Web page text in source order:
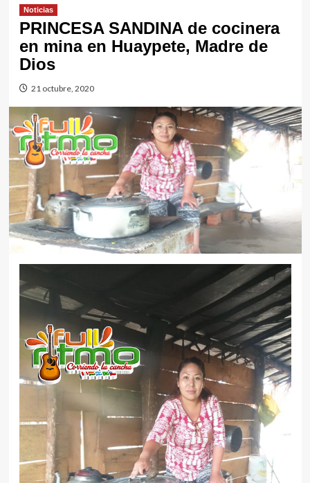
Noticias
PRINCESA SANDINA de cocinera
en mina en Huaypete, Madre de
Dios
21 octubre, 2020